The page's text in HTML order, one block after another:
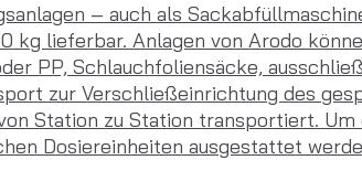
– auch als
kg lieferbar. Anlagen von Arodo
PP, Schlauchfoliensäcke,
zur Verschließeinrichtung des
Station zu Station transportiert.
Dosiereinheiten ausgestattet